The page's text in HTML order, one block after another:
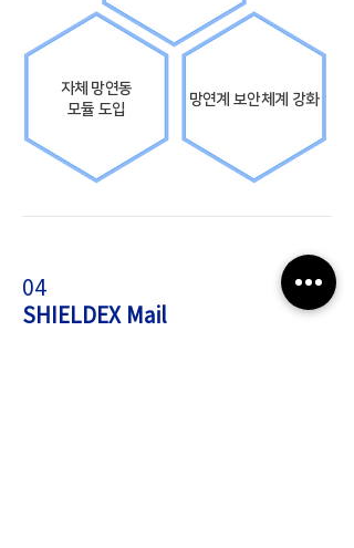
자체 망연동​
​모듈 도입
망연계 보안체계 ​강화
04
SHIELDEX Mail